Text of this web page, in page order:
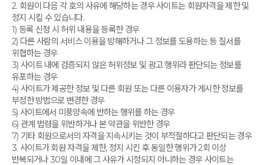
2. 회원이 다음 각 호의 사유에 해당하는 경우 사이트는 회원자격을 제한 및
정지 시킬 수 있습니다.
1) 등록 신청 시 허위 내용을 등록한 경우
2) 다른 사람의 서비스 이용을 방해하거나 그 정보를 도용하는 등 질서를
위협하는 경우
3) 사이트 내에 검증되지 않은 허위정보 및 광고 행위라 판단되는 정보를
유포하는 경우
4) 사이트가 제공한 정보 및 다른 회원 또는 다른 이용자가 게시한 정보를
부정한 방법으로 변경한 경우
5) 사이트에서 미풍양속에 반하는 행위를 하는 경우
6) 관계 법령을 위반하거나 본 약관을 위반한 경우
7) 기타 회원으로서의 자격을 지속시키는 것이 부적절하다고 판단되는 경우
3. 사이트가 회원 자격을 제한, 정지 시킨 후 동일한 행위가 2회 이상
반복되거나 30일 이내에 그 사유가 시정되지 아니하는 경우 사이트는